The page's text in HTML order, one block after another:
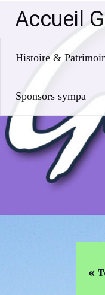
Accueil
Histoire &
Sponsors sympa
«